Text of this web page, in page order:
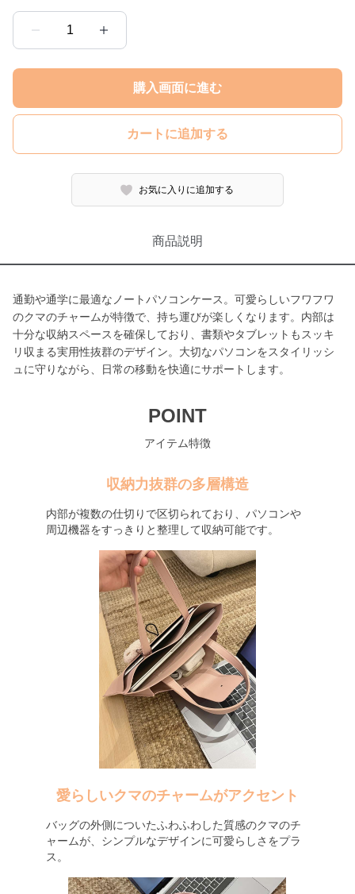
1
購入画面に進む
カートに追加する
お気に入りに追加する
商品説明
通勤や通学に最適なノートパソコンケース。可愛らしいフワフワ
のクマのチャームが特徴で、持ち運びが楽しくなります。内部は
十分な収納スペースを確保しており、書類やタブレットもスッキ
リ収まる実用性抜群のデザイン。大切なパソコンをスタイリッシ
ュに守りながら、日常の移動を快適にサポートします。
POINT
アイテム特徴
収納力抜群の多層構造
内部が複数の仕切りで区切られており、パソコンや
周辺機器をすっきりと整理して収納可能です。
愛らしいクマのチャームがアクセント
バッグの外側についたふわふわした質感のクマのチ
ャームが、シンプルなデザインに可愛らしさをプラ
ス。